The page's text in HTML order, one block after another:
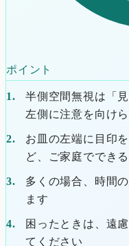
ポイント
半側空間無視は「
左側に注意を向け
お皿の左端に目印
ど、ご家庭ででき
多くの場合、時間
ます
困ったときは、遠
てください